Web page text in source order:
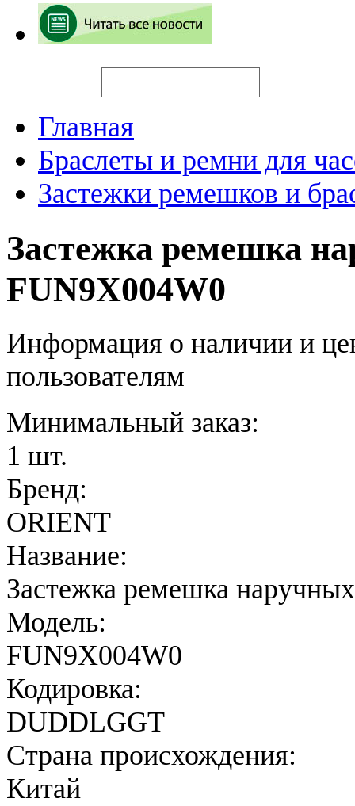
Главная
Браслеты и ремни для
Застежки ремешков и
Застежка ремешка
FUN9X004W0
Информация о наличии и
пользователям
Минимальный заказ:
1 шт.
Бренд:
ORIENT
Название:
Застежка ремешка
Модель:
FUN9X004W0
Кодировка:
DUDDLGGT
Страна происхождения:
Китай